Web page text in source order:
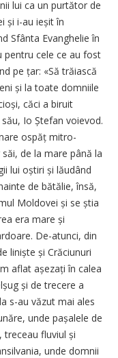
lui ca un purtător de
și i-au ieșit în
Sfânta Evanghelie în
pentru cele ce au fost
pe țar: «Să trăiască
și la toate domniile
căci a biruit
Io Ștefan voievod.
ospăț mitro­
de la mare până la
lui oștiri și lăudând
de bătălie, însă,
Moldovei și se știa
era mare și
De-atunci, din
liniște și Crăciunuri
aflat așezați în calea
și de trecere a
s-au văzut mai ales
unde pașalele de
fluviul și
unde domnii